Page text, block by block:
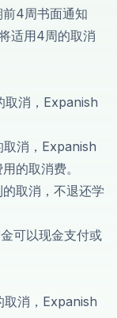
4周书面通知
适用4周的取消
取消，Expanish
取消，Expanish
的取消费。
取消，不退还学
可以现金支付或
取消，Expanish